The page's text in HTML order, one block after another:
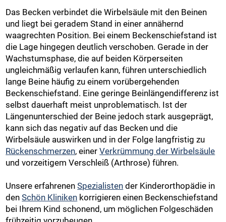
Das Becken verbindet die Wirbelsäule mit den Beinen
und liegt bei geradem Stand in einer annähernd
waagrechten Position. Bei einem Beckenschiefstand ist
die Lage hingegen deutlich verschoben. Gerade in der
Wachstumsphase, die auf beiden Körperseiten
ungleichmäßig verlaufen kann, führen unterschiedlich
lange Beine häufig zu einem vorübergehenden
Beckenschiefstand. Eine geringe Beinlängendifferenz ist
selbst dauerhaft meist unproblematisch. Ist der
Längenunterschied der Beine jedoch stark ausgeprägt,
kann sich das negativ auf das Becken und die
Wirbelsäule auswirken und in der Folge langfristig zu
Rückenschmerzen, einerVerkrümmung der Wirbelsäule
und vorzeitigem Verschleiß (Arthrose) führen.
Unsere erfahrenenSpezialisten der Kinderorthopädie in
denSchön Kliniken korrigieren einen Beckenschiefstand
bei Ihrem Kind schonend, um möglichen Folgeschäden